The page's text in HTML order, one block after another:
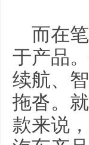
而在
于产品
续航、
拖沓。
款来说